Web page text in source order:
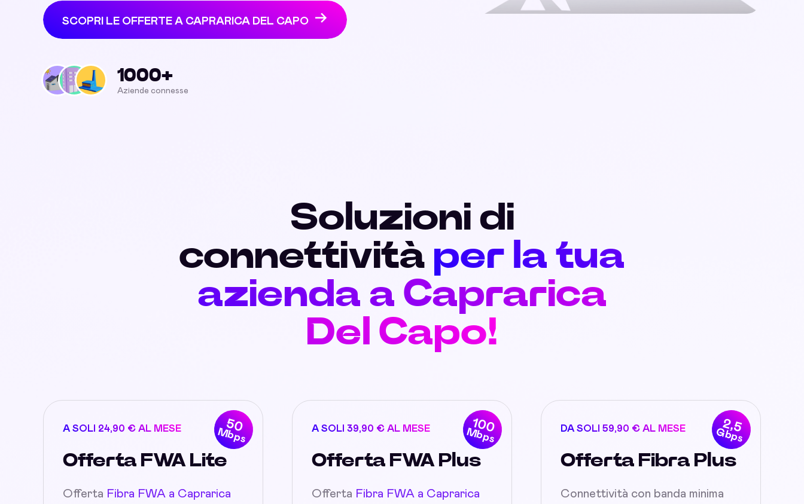
SCOPRI LE OFFERTE A CAPRARICA DEL CAPO
1000+
Aziende connesse
Soluzioni di
connettività per la tua
azienda a Caprarica
Del Capo!
50
Mbps
A SOLI 24,90 € AL MESE
Offerta FWA Lite
Offerta Fibra FWA a Caprarica
100
Mbps
A SOLI 39,90 € AL MESE
Offerta FWA Plus
Offerta Fibra FWA a Caprarica
2,5
Gbps
DA SOLI 59,90 € AL MESE
Offerta Fibra Plus
Connettività con banda minima